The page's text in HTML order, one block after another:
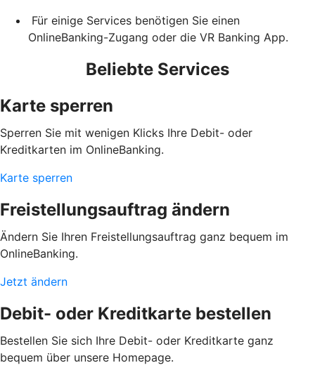
Für einige Services benötigen Sie einen
OnlineBanking-Zugang oder die VR Banking App.
Beliebte Services
Karte sperren
Sperren Sie mit wenigen Klicks Ihre Debit- oder
Kreditkarten im OnlineBanking.
Karte sperren
Freistellungsauftrag ändern
Ändern Sie Ihren Freistellungsauftrag ganz bequem im
OnlineBanking.
Jetzt ändern
Debit- oder Kreditkarte bestellen
Bestellen Sie sich Ihre Debit- oder Kreditkarte ganz
bequem über unsere Homepage.